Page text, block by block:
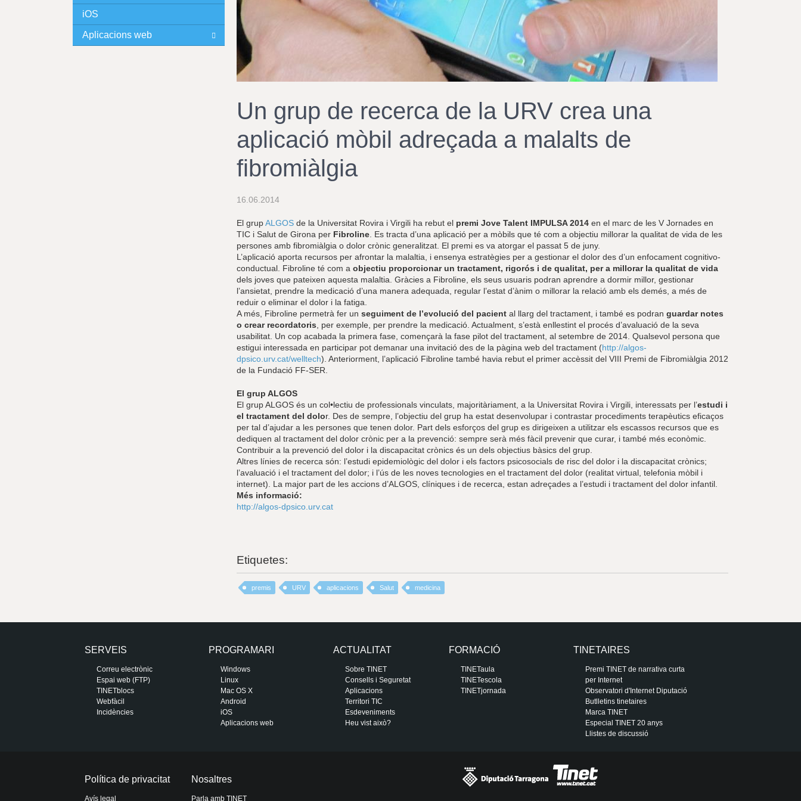
s
c
l
I
N
Un grup de recerca de la URV crea una
aplicació mòbil adreçada a malalts de
fibromiàlgia
16.06.2014
El grupALGOS de la Universitat Rovira i Virgili ha rebut el premi Jove Talent IMPULSA 2014 en el marc de les V Jornades en
TIC i Salut de Girona per Fibroline . Es tracta d’una aplicació per a mòbils que té com a objectiu millorar la qualitat de vida de les
persones amb fibromiàlgia o dolor crònic generalitzat. El premi es va atorgar el passat 5 de juny.
L’aplicació aporta recursos per afrontar la malaltia, i ensenya estratègies per a gestionar el dolor des d’un enfocament cognitivo-
conductual. Fibroline té com a objectiu proporcionar un tractament, rigorós i de qualitat, per a millorar la qualitat de vida
dels joves que pateixen aquesta malaltia. Gràcies a Fibroline, els seus usuaris podran aprendre a dormir millor, gestionar
l’ansietat, prendre la medicació d’una manera adequada, regular l’estat d’ànim o millorar la relació amb els demés, a més de
reduir o eliminar el dolor i la fatiga.
A més, Fibroline permetrà fer un seguiment de l’evolució del pacient al llarg del tractament, i també es podran guardar notes
o crear recordatoris , per exemple, per prendre la medicació. Actualment, s’està enllestint el procés d’avaluació de la seva
usabilitat. Un cop acabada la primera fase, començarà la fase pilot del tractament, al setembre de 2014. Qualsevol persona que
estigui interessada en participar pot demanar una invitació des de la pàgina web del tractament (http://algos-
dpsico.urv.cat/welltech). Anteriorment, l’aplicació Fibroline també havia rebut el primer accèssit del VIII Premi de Fibromiàlgia 2012
de la Fundació FF-SER.
El grup ALGOS
El grup ALGOS és un col•lectiu de professionals vinculats, majoritàriament, a la Universitat Rovira i Virgili, interessats per l’estudi i
el tractament del dolor. Des de sempre, l’objectiu del grup ha estat desenvolupar i contrastar procediments terapèutics eficaços
per tal d’ajudar a les persones que tenen dolor. Part dels esforços del grup es dirigeixen a utilitzar els escassos recursos que es
dediquen al tractament del dolor crònic per a la prevenció: sempre serà més fàcil prevenir que curar, i també més econòmic.
Contribuir a la prevenció del dolor i la discapacitat crònics és un dels objectius bàsics del grup.
Altres línies de recerca són: l’estudi epidemiològic del dolor i els factors psicosocials de risc del dolor i la discapacitat crònics;
l’avaluació i el tractament del dolor; i l’ús de les noves tecnologies en el tractament del dolor (realitat virtual, telefonia mòbil i
internet). La major part de les accions d’ALGOS, clíniques i de recerca, estan adreçades a l’estudi i tractament del dolor infantil.
Més informació:
http://algos-dpsico.urv.cat
Etiquetes:
premis URV aplicacions Salut medicina
iOS
Aplicacions web
SERVEIS
Correu electrònic
Espai web (FTP)
TINETblocs
Webfàcil
Incidències
PROGRAMARI
Windows
Linux
Mac OS X
Android
iOS
Aplicacions web
ACTUALITAT
Sobre TINET
Consells i Seguretat
Aplicacions
Territori TIC
Esdeveniments
Heu vist això?
FORMACIÓ
TINETaula
TINETescola
TINETjornada
TINETAIRES
Premi TINET de narrativa curta
per Internet
Observatori d'Internet Diputació
Butlletins tinetaires
Marca TINET
Especial TINET 20 anys
Llistes de discussió
Política de privacitat
Avís legal
Nosaltres
Parla amb TINET